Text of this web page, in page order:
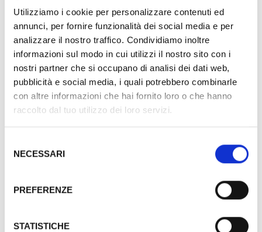
Utilizziamo i cookie per personalizzare contenuti ed
annunci, per fornire funzionalità dei social media e per
analizzare il nostro traffico. Condividiamo inoltre
informazioni sul modo in cui utilizzi il nostro sito con i
nostri partner che si occupano di analisi dei dati web,
pubblicità e social media, i quali potrebbero combinarle
con altre informazioni che hai fornito loro o che hanno
raccolto dal tuo utilizzo dei loro servizi.
delNECESSARI
PREFERENZE
STATISTICHE
linea cortesia e specchio ingranditore.
Camera Standard
classico con mobili in noce. Il bagno...